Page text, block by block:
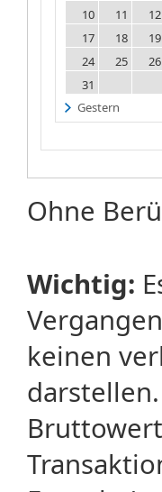
10
11 12
17
18 19
24
25 26
31
Gestern
Ohne
Wichtig:
keinen